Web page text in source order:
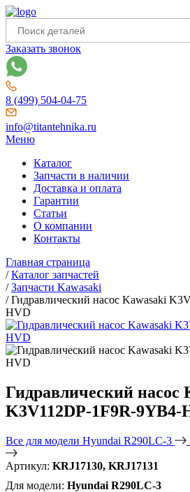
Заказать звонок
8 (499) 504-04-75
info@titantehnika.ru
Меню
Каталог
Запчасти в наличии
Доставка и оплата
Гарантии
Статьи
О компании
Контакты
Главная страница
/Каталог запчастей
/Запчасти Kawasaki
/Гидравлический насос Kawasaki
HVD
Гидравлический насос
K3V112DP-1F9R-9YB4-
Все для модели Hyundai R290LC-3
Артикул: KRJ17130, KRJ17131
Для модели: Hyundai R290LC-3